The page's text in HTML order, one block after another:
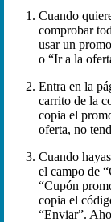
Cuando
comprobar
usar un
o “Ir a la
Entra en la
carrito de la
copia el
oferta, no
Cuando
el campo de
“Cupón
copia el
“Enviar”.